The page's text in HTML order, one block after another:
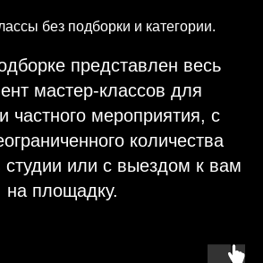
без подборки и категории.
представлен весь
мастер-классов для
частного мероприятия, с
количества
студии или с выездом к вам
на площадку.